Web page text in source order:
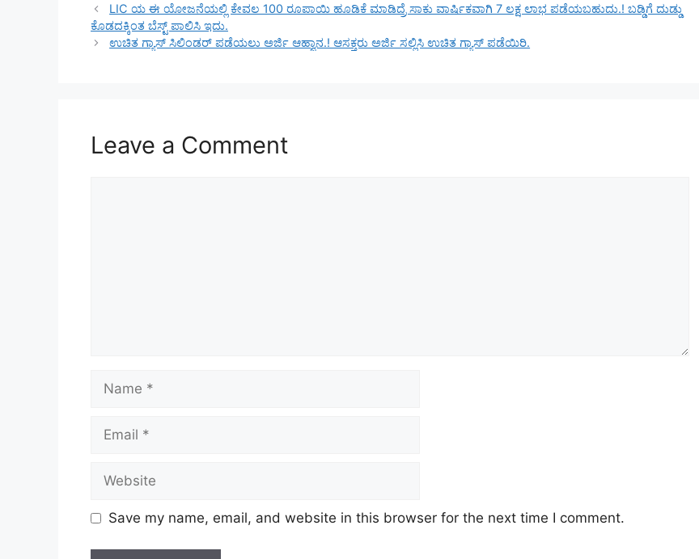
LIC ಯ ಈ ಯೋಜನೆಯಲ್ಲಿ ಕೇವಲ 100 ರೂಪಾಯಿ ಹೂಡಿಕೆ ಮಾಡಿದ್ರೆ ಸಾಕು ವಾರ್ಷಿಕವಾಗಿ 7 ಲಕ್ಷ ಲಾಭ ಪಡೆಯಬಹುದು.! ಬಡ್ಡಿಗೆ ದುಡ್ಡು
ಕೊಡದಕ್ಕಿಂತ ಬೆಸ್ಟ್ ಪಾಲಿಸಿ ಇದು.
ಉಚಿತ ಗ್ಯಾಸ್ ಸಿಲಿಂಡರ್ ಪಡೆಯಲು ಅರ್ಜಿ ಆಹ್ವಾನ.! ಆಸಕ್ತರು ಅರ್ಜಿ ಸಲ್ಲಿಸಿ ಉಚಿತ ಗ್ಯಾಸ್ ಪಡೆಯಿರಿ.
Leave a Comment
Name
Email
Website
Save my name, email, and website in this browser for the next time I comment.